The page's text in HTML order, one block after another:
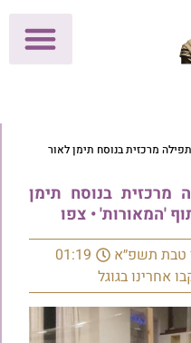
מרכזית בנוסח תימן לאור
מרכזית בנוסח תימן
'המאורות' • צפו
טבת תשפ״א
01:19
אחרינו בגוגל